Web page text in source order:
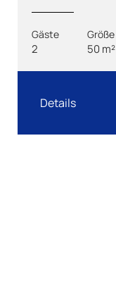
Gäste
2
Größe
50 m²
Details